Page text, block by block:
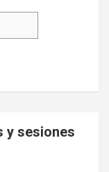
y sesiones